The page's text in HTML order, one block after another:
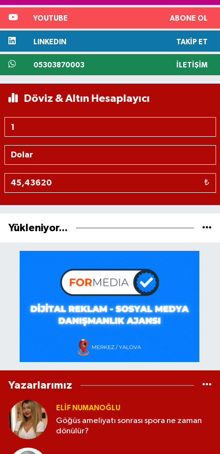
YOUTUBE ABONE OL
LINKEDIN TAKIP ET
05303870003 İLETIŞIM
Döviz & Altın Hesaplayıcı
₺
Yükleniyor...
Yazarlarımız
ELİF NUMANOĞLU
Göğüs ameliyatı sonrası spora ne zaman
dönülür?